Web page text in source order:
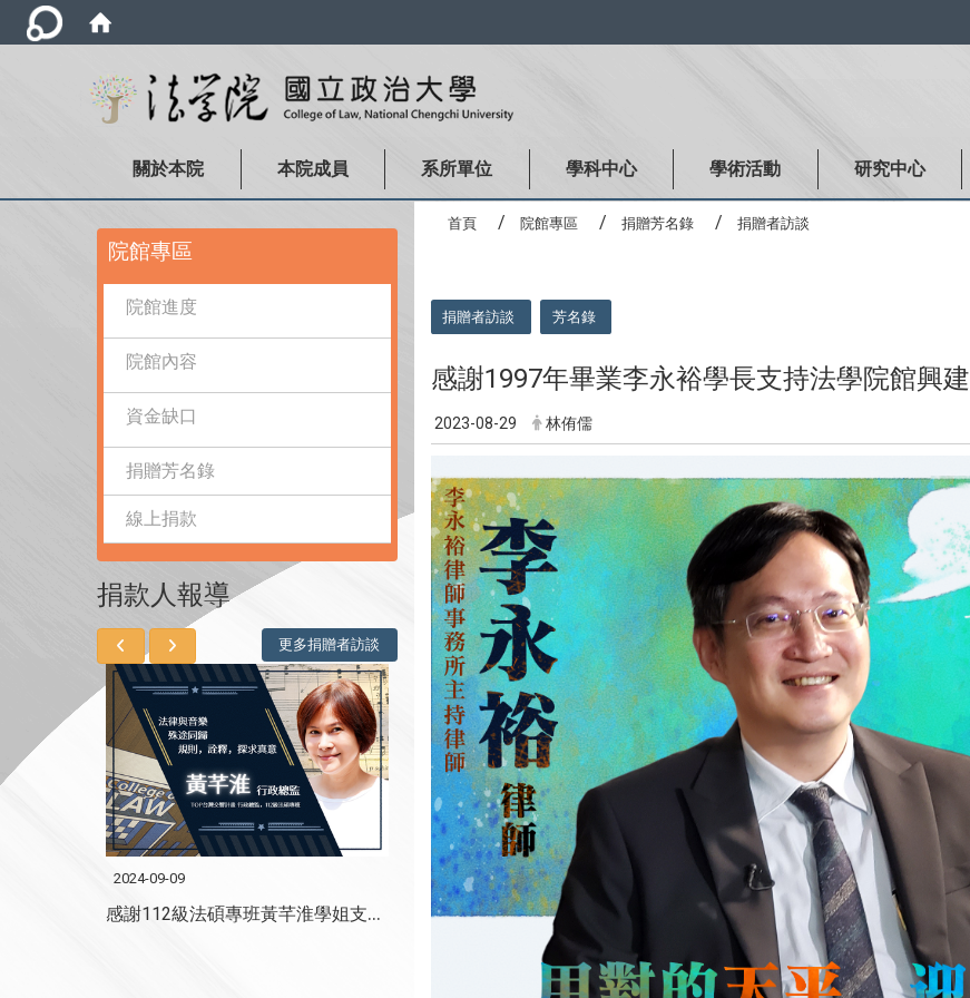
關於本院 本院成員 系所單位 學科中心 學術活動 研究中心
院館專區
院館進度
院館內容
資金缺口
捐贈芳名錄
線上捐款
捐款人報導
更多捐贈者訪談
2024-09-09
感謝112級法碩專班黃芊淮學姐支持法學院館興建
2024-08-14 2023-12-19
首頁 院館專區 捐贈芳名錄 捐贈者訪談
捐贈者訪談 芳名錄
感謝1997年畢業李永裕學長支持法學院館興建
2023-08-29 林侑儒